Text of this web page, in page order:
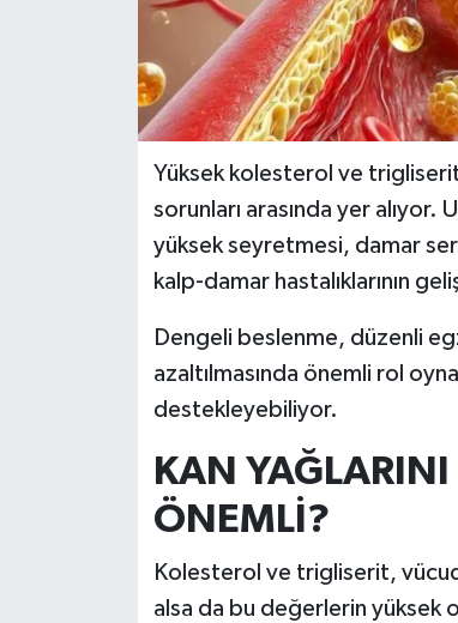
Yüksek kolesterol ve
sorunları arasında yer
yüksek seyretmesi, damar
kalp-damar hastalıklarının
Dengeli beslenme, düzenli
azaltılmasında önemli rol
destekleyebiliyor.
KAN
ÖNEMLİ?
Kolesterol ve trigliserit,
alsa da bu değerlerin yüksek
Köşe Yazıları
Kültür Sanat